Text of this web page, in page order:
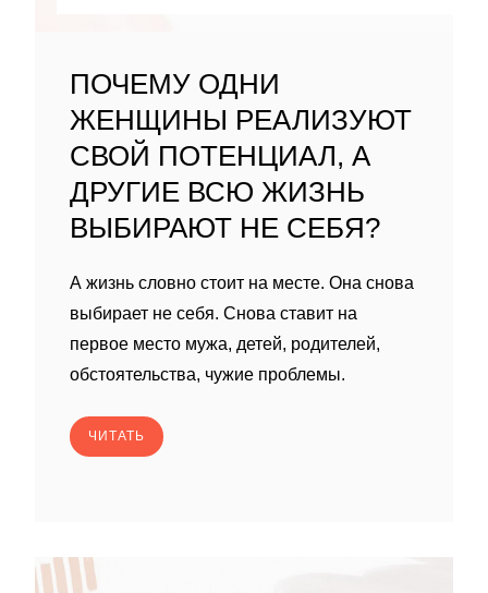
ПОЧЕМУ ОДНИ
ЖЕНЩИНЫ РЕАЛИЗУЮТ
СВОЙ ПОТЕНЦИАЛ, А
ДРУГИЕ ВСЮ ЖИЗНЬ
ВЫБИРАЮТ НЕ СЕБЯ?
А жизнь словно стоит на месте. Она снова
выбирает не себя. Снова ставит на
первое место мужа, детей, родителей,
обстоятельства, чужие проблемы.
ЧИТАТЬ